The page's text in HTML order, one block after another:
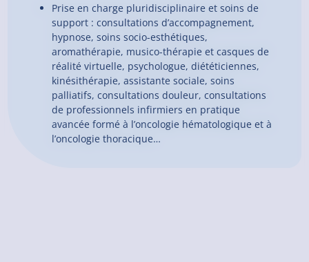
Prise en charge pluridisciplinaire et soins de
support : consultations d’accompagnement,
hypnose, soins socio-esthétiques,
aromathérapie, musico-thérapie et casques de
réalité virtuelle, psychologue, diététiciennes,
kinésithérapie, assistante sociale, soins
palliatifs, consultations douleur, consultations
de professionnels infirmiers en pratique
avancée formé à l’oncologie hématologique et à
l’oncologie thoracique…